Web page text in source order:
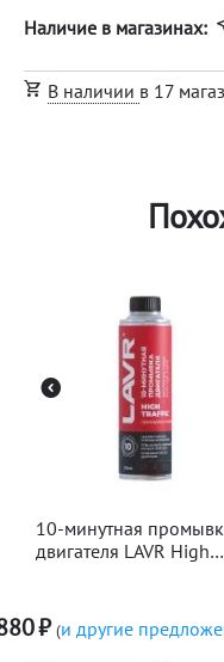
Наличие в магазинах:
В наличии в 17
10-минутная
двигателя LAVR High
₽ (и другие